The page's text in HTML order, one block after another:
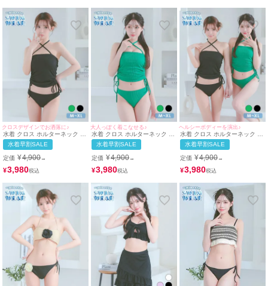
クロスデザインでお洒落に♪
水着 クロス ホルターネック ド
ロスト ビスチェ 体型カバー ワ
ンカラー 韓国風 ギャル タンキ
ニ (ブラック/聖菜)
水着早割SALE
定価 ¥4,900→
¥3,980
大人っぽく着こなせる♪
水着 クロス ホルターネック ド
ロスト ビスチェ 体型カバー ワ
ンカラー 韓国風 ギャル タンキ
ニ (グリーン/雨宮由乙花)
水着早割SALE
定価 ¥4,900→
¥3,980
ヘルシーボディーを演出♪
水着 クロス ホルターネック ド
ロスト ビスチェ 体型カバー ワ
ンカラー 韓国風 ギャル タンキ
ニ (グリーン/雨宮由乙花)(ブラ
ック/聖菜着用)
水着早割SALE
定価 ¥4,900→
¥3,980